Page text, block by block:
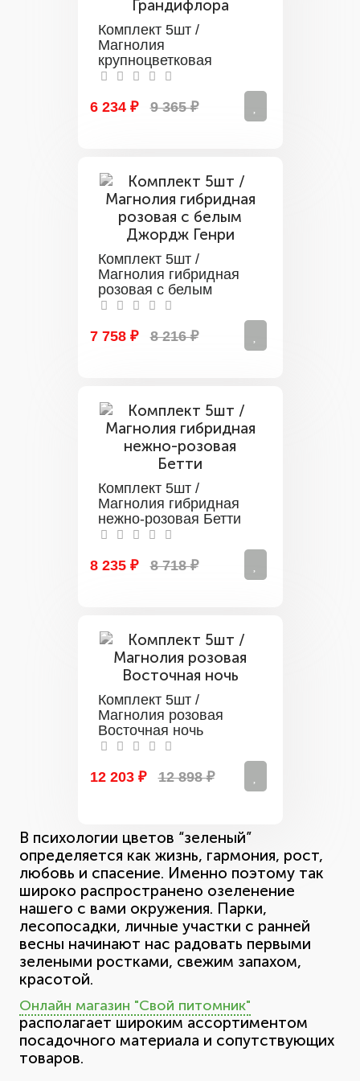
Комплект 5шт /
Магнолия
крупноцветковая
Грандифлора
6 234 ₽
9 365 ₽
Комплект 5шт /
Магнолия гибридная
розовая с белым
Джордж Генри
7 758 ₽
8 216 ₽
Комплект 5шт /
Магнолия гибридная
нежно-розовая Бетти
8 235 ₽ 8 718 ₽
Комплект 5шт /
Магнолия розовая
Восточная ночь
12 203 ₽ 12 898 ₽
В психологии цветов “зеленый”
определяется как жизнь, гармония, рост,
любовь и спасение. Именно поэтому так
широко распространено озеленение
нашего с вами окружения. Парки,
лесопосадки, личные участки с ранней
весны начинают нас радовать первыми
зелеными ростками, свежим запахом,
красотой.
Онлайн магазин "Свой питомник"
располагает широким ассортиментом
посадочного материала и сопутствующих
товаров.